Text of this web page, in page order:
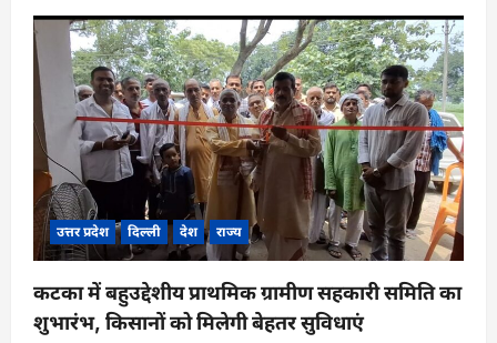
उत्तर प्रदेश दिल्ली देश राज्य
कटका में बहुउद्देशीय प्राथमिक ग्रामीण सहकारी समिति का
शुभारंभ, किसानों को मिलेगी बेहतर सुविधाएं